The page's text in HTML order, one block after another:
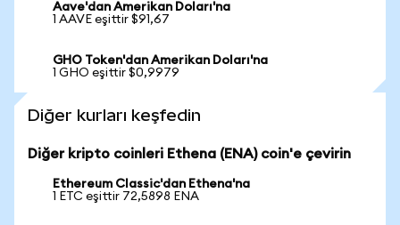
Aave'dan Amerikan Doları'na
1 AAVE eşittir $91,67
GHO Token'dan Amerikan Doları'na
1 GHO eşittir $0,9979
Diğer kurları keşfedin
Diğer kripto coinleri Ethena (ENA) coin'e çevirin
Ethereum Classic'dan Ethena'na
1 ETC eşittir 72,5898 ENA